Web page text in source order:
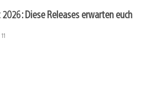
Diese Releases erwarten euch
11